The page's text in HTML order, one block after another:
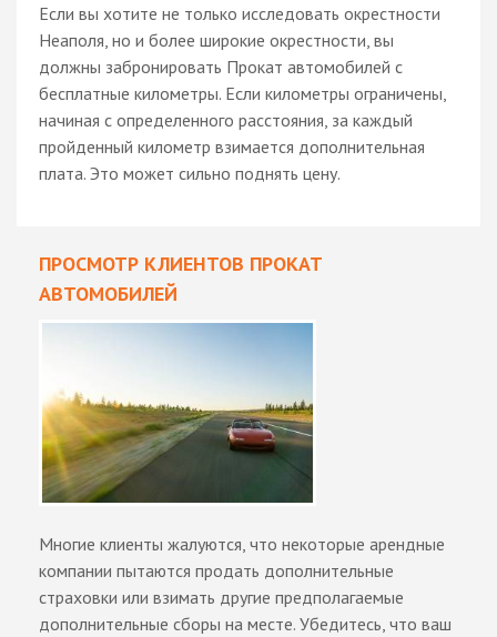
Если вы хотите не только исследовать окрестности
Неаполя, но и более широкие окрестности, вы
должны забронировать Прокат автомобилей с
бесплатные километры. Если километры ограничены,
начиная с определенного расстояния, за каждый
пройденный километр взимается дополнительная
плата. Это может сильно поднять цену.
ПРОСМОТР КЛИЕНТОВ ПРОКАТ
АВТОМОБИЛЕЙ
Многие клиенты жалуются, что некоторые арендные
компании пытаются продать дополнительные
страховки или взимать другие предполагаемые
дополнительные сборы на месте. Убедитесь, что ваш